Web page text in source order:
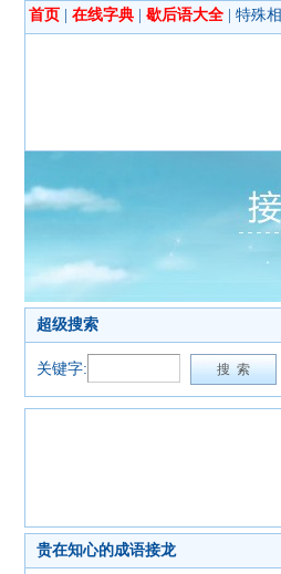
首页 在线字典 歇后语大全 特殊
超级搜索
关键字:
贵在知心的成语接龙